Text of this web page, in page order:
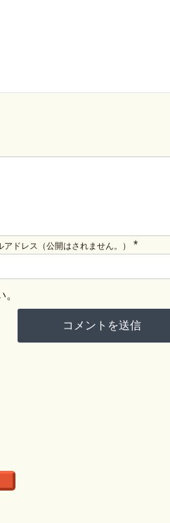
アドレス（公開はされません。） *